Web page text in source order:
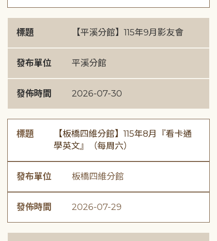
標題 【平溪分館】115年9月影友會
發布單位 平溪分館
發佈時間 2026-07-30
標題
【板橋四維分館】115年8月『看卡通
學英文』（每周六）
發布單位 板橋四維分館
發佈時間 2026-07-29